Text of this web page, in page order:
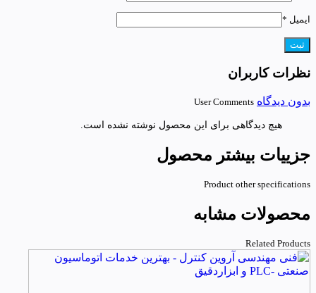
ایمیل *
نظرات کاربران
بدون دیدگاه User Comments
هیچ دیدگاهی برای این محصول نوشته نشده است.
جزییات بیشتر محصول
Product other specifications
محصولات مشابه
Related Products